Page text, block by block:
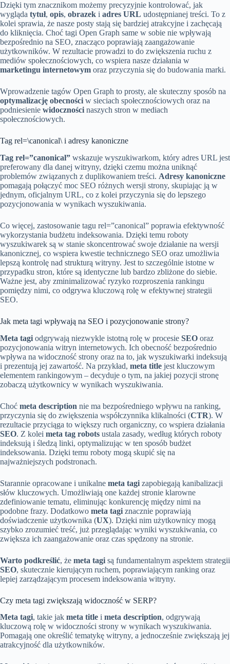
Dzięki tym znacznikom możemy precyzyjnie kontrolować, jak
wygląda tytuł, opis, obrazek i adres URL udostępnianej treści. To z
kolei sprawia, że nasze posty stają się bardziej atrakcyjne i zachęcają
do kliknięcia. Choć tagi Open Graph same w sobie nie wpływają
bezpośrednio na SEO, znacząco poprawiają zaangażowanie
użytkowników. W rezultacie prowadzi to do zwiększenia ruchu z
mediów społecznościowych, co wspiera nasze działania w
marketingu internetowym oraz przyczynia się do budowania marki.
Wprowadzenie tagów Open Graph to prosty, ale skuteczny sposób na
optymalizację obecności w sieciach społecznościowych oraz na
podniesienie widoczności naszych stron w mediach
społecznościowych.
Tag rel=\canonical\ i adresy kanoniczne
Tag rel=”canonical” wskazuje wyszukiwarkom, który adres URL jest
preferowany dla danej witryny, dzięki czemu można uniknąć
problemów związanych z duplikowaniem treści. Adresy kanoniczne
pomagają połączyć moc SEO różnych wersji strony, skupiając ją w
jednym, oficjalnym URL, co z kolei przyczynia się do lepszego
pozycjonowania w wynikach wyszukiwania.
Co więcej, zastosowanie tagu rel=”canonical” poprawia efektywność
wykorzystania budżetu indeksowania. Dzięki temu roboty
wyszukiwarek są w stanie skoncentrować swoje działanie na wersji
kanonicznej, co wspiera kwestie technicznego SEO oraz umożliwia
lepszą kontrolę nad strukturą witryny. Jest to szczególnie istotne w
przypadku stron, które są identyczne lub bardzo zbliżone do siebie.
Ważne jest, aby zminimalizować ryzyko rozproszenia rankingu
pomiędzy nimi, co odgrywa kluczową rolę w efektywnej strategii
SEO.
Jak meta tagi wpływają na SEO i pozycjonowanie strony?
Meta tagi odgrywają niezwykle istotną rolę w procesie SEO oraz
pozycjonowania witryn internetowych. Ich obecność bezpośrednio
wpływa na widoczność strony oraz na to, jak wyszukiwarki indeksują
i prezentują jej zawartość. Na przykład, meta title jest kluczowym
elementem rankingowym – decyduje o tym, na jakiej pozycji stronę
zobaczą użytkownicy w wynikach wyszukiwania.
Choć meta description nie ma bezpośredniego wpływu na ranking,
przyczynia się do zwiększenia współczynnika klikalności (CTR). W
rezultacie przyciąga to większy ruch organiczny, co wspiera działania
SEO. Z kolei meta tag robots ustala zasady, według których roboty
indeksują i śledzą linki, optymalizując w ten sposób budżet
indeksowania. Dzięki temu roboty mogą skupić się na
najważniejszych podstronach.
Starannie opracowane i unikalne meta tagi zapobiegają kanibalizacji
słów kluczowych. Umożliwiają one każdej stronie klarowne
zdefiniowanie tematu, eliminując konkurencję między nimi na
podobne frazy. Dodatkowo meta tagi znacznie poprawiają
doświadczenie użytkownika (UX). Dzięki nim użytkownicy mogą
szybko zrozumieć treść, już przeglądając wyniki wyszukiwania, co
zwiększa ich zaangażowanie oraz czas spędzony na stronie.
Warto podkreślić, że meta tagi są fundamentalnym aspektem strategii
SEO, skutecznie kierującym ruchem, poprawiającym ranking oraz
lepiej zarządzającym procesem indeksowania witryny.
Czy meta tagi zwiększają widoczność w SERP?
Meta tagi, takie jak meta title i meta description, odgrywają
kluczową rolę w widoczności strony w wynikach wyszukiwania.
Pomagają one określić tematykę witryny, a jednocześnie zwiększają jej
atrakcyjność dla użytkowników.